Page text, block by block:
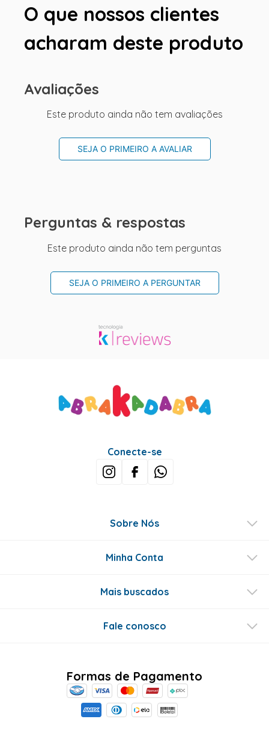
O que nossos clientes
acharam deste produto
Avaliações
Este produto ainda não tem avaliações
SEJA O PRIMEIRO A AVALIAR
Perguntas & respostas
Este produto ainda não tem perguntas
SEJA O PRIMEIRO A PERGUNTAR
Conecte-se
Sobre Nós
Minha Conta
Mais buscados
Fale conosco
Formas de Pagamento